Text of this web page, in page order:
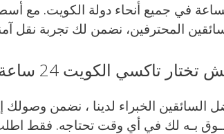
في جميع أنحاء دولة الكويت. مع
المحترفين، نضمن لك تجربة نقل
تختار تاكسي الكويت 24 ساعة ؟
الخبراء لدينا ، نضمن
بـه لك في أي وقت تحتاجه. فقط